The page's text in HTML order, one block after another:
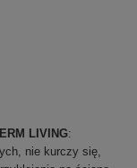
LIVING:
nie kurczy się,